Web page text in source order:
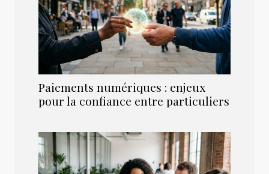
Paiements numériques : enjeux
pour la confiance entre particuliers